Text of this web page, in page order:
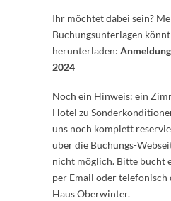
Ihr möchtet dabei sein?
Buchungsunterlagen
herunterladen:
2024
Noch ein Hinweis: ein
Hotel zu
uns noch komplett
über die Buchungs-
nicht möglich. Bitte bucht
per Email oder
Haus Oberwinter.